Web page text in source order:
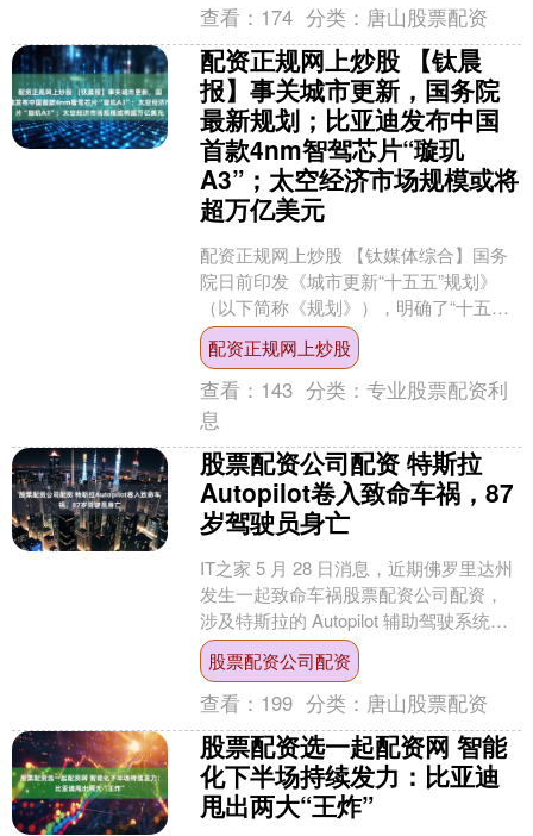
查看： 174 分类： 唐山股票配资
配资正规网上炒股 【钛晨
报】事关城市更新，国务院
最新规划；比亚迪发布中国
首款4nm智驾芯片“璇玑
A3”；太空经济市场规模或将
超万亿美元
配资正规网上炒股 【钛媒体综合】国务
院日前印发《城市更新“十五五”规划》
（以下简称《规划》），明确了“十五
五”时期城市更新工作的目标指标、重点
任务、重大工程和政....
配资正规网上炒股
查看： 143 分类：专业股票配资利
息
股票配资公司配资 特斯拉
Autopilot卷入致命车祸，87
岁驾驶员身亡
IT之家 5 月 28 日消息，近期佛罗里达州
发生一起致命车祸股票配资公司配资，
涉及特斯拉的 Autopilot 辅助驾驶系统。
当地相关部门表示，涉事驾驶员是一....
股票配资公司配资
查看： 199 分类： 唐山股票配资
股票配资选一起配资网 智能
化下半场持续发力：比亚迪
甩出两大“王炸”